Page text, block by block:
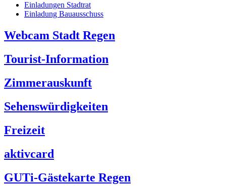
Einladungen Stadtrat
Einladung Bauausschuss
Webcam Stadt Regen
Tourist-Information
Zimmerauskunft
Sehenswürdigkeiten
Freizeit
aktivcard
GUTi-Gästekarte Regen